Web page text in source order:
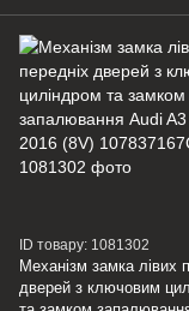
ID товару: 1081302
Механізм замка лівих
дверей з ключовим